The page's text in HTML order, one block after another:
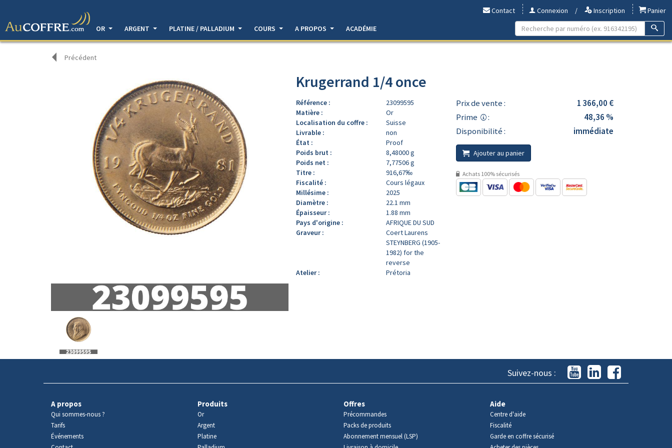
Contact Connexion / Inscription
Panier
OR
ARGENT PLATINE / PALLADIUM COURS A PROPOS ACADÉMIE
Précédent
produit
Krugerrand 1/4 once
Référence :
23099595
Matière :
Or
Localisation du coffre :
Suisse
Livrable :
non
État :
Proof
Poids brut :
8,48000 g
Poids net :
7,77506 g
Titre :
916,67‰
Fiscalité :
Cours légaux
Millésime :
2025
Diamètre :
22.1 mm
Épaisseur :
1.88 mm
Pays d'origine :
AFRIQUE DU SUD
Graveur :
Coert Laurens
STEYNBERG (1905-
1982) for the
reverse
Atelier :
Prétoria
Prix de vente :
1 366,00 €
Prime
:
48,36 %
Disponibilité :
immédiate
Ajouter au panier
Achats 100% sécurisés
Suivez-nous :
A propos
Qui sommes-nous ?
Tarifs
Événements
Produits
Or
Argent
Platine
Offres
Précommandes
Packs de produits
Abonnement mensuel (LSP)
Aide
Centre d'aide
Fiscalité
Garde en coffre sécurisé